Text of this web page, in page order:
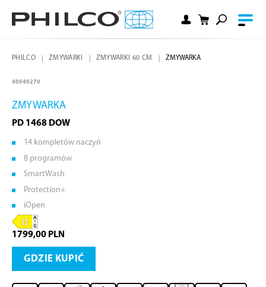
PHILCO ZMYWARKI ZMYWARKI 60 CM ZMYWARKA
40049270
ZMYWARKA
PD 1468 DOW
14 kompletów naczyń
8 programów
SmartWash
Protection+
iOpen
1799,00 PLN
GDZIE KUPIĆ